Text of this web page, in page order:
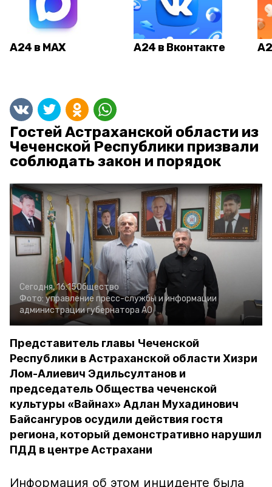
А24 в MAX А24 в Вконтакте
Гостей Астраханской области из
Чеченской Республики призвали
соблюдать закон и порядок
Сегодня, 16:15Общество
Фото: управление пресс-службы и информации
администрации губернатора АО
Представитель главы Чеченской
Республики в Астраханской области Хизри
Лом-Алиевич Эдильсултанов и
председатель Общества чеченской
культуры «Вайнах» Адлан Мухадинович
Байсангуров осудили действия гостя
региона, который демонстративно нарушил
ПДД в центре Астрахани
Информация об этом инциденте была